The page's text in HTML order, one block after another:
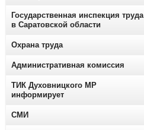
Государственная инспекция труда
в Саратовской области
Охрана труда
Административная комиссия
ТИК Духовницкого МР
информирует
СМИ